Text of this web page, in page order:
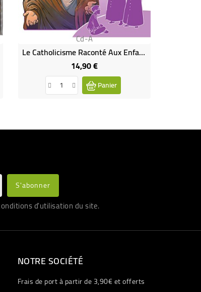
Cd-A
Le Catholicisme Raconté Aux Enfants
14,90 €Prix
Panier
d'utilisation du site.
NOTRE SOCIÉTÉ
Frais de port à partir de 3,90€ et offerts